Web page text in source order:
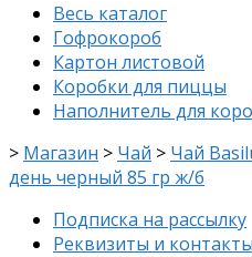
Весь каталог
Гофрокороб
Картон листовой
Коробки для пиццы
Наполнитель для
> Магазин > Чай > Чай
день черный 85 гр ж/б
Подписка на рассылку
Реквизиты и контакты